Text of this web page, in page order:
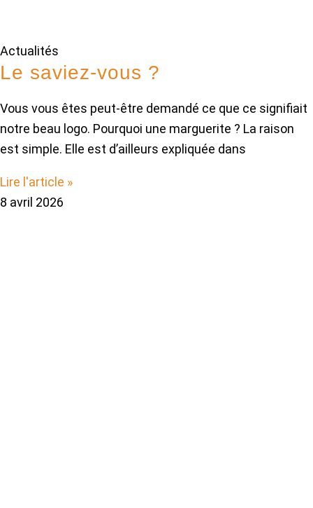
Actualités
Le saviez-vous ?
Vous vous êtes peut-être demandé ce que ce signifiait
notre beau logo. Pourquoi une marguerite ? La raison
est simple. Elle est d’ailleurs expliquée dans
Lire l'article »
8 avril 2026